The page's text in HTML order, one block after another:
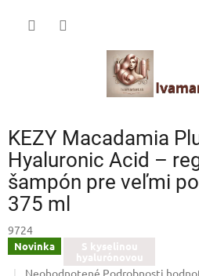
KEZY Macadamia
Hyaluronic Acid –
šampón pre veľmi
375 ml
9724
Novinka
S kyselinou
hyalurónovou
Priemerné
Neohodnotené Podrobnosti
IVAMARKET poradca